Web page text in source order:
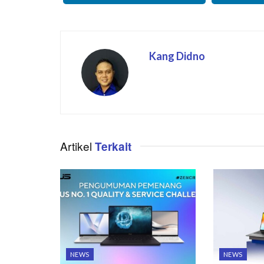
Kang Didno
Artikel Terkait
NEWS NEWS